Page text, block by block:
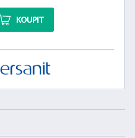
KOUPIT